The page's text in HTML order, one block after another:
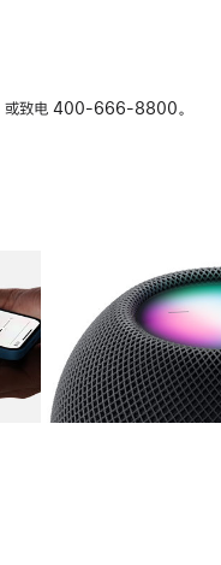
或致电 400-666-8800。
图库 图像